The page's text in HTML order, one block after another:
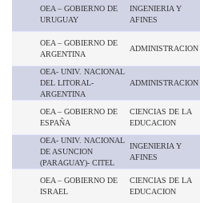
OEA – GOBIERNO DE
URUGUAY
INGENIERIA Y
AFINES
OEA – GOBIERNO DE
ARGENTINA
ADMINISTRACION
OEA- UNIV. NACIONAL
DEL LITORAL-
ARGENTINA
ADMINISTRACION
OEA – GOBIERNO DE
ESPAÑA
CIENCIAS DE LA
EDUCACION
OEA- UNIV. NACIONAL
DE ASUNCION
(PARAGUAY)- CITEL
INGENIERIA Y
AFINES
OEA – GOBIERNO DE
ISRAEL
CIENCIAS DE LA
EDUCACION